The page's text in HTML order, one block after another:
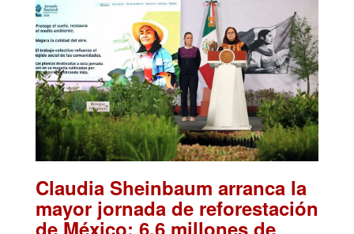
Claudia Sheinbaum arranca la
mayor jornada de reforestación
de México: 6.6 millones de